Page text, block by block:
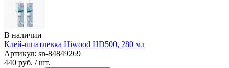
В наличии
Клей-шпатлевка Hiwood HD500, 280 мл
Артикул: sn-84849269
440 руб. / шт.